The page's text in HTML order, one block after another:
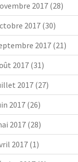
2017(28)
2017(30)
2017(21)
2017(31)
2017(27)
2017(26)
2017(28)
2017(1)